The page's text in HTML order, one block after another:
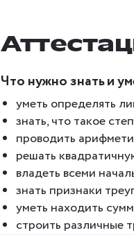
Что нужно знать и
уметь определять
знать, что такое
проводить
решать
владеть всеми
знать признаки
уметь находить
строить различные